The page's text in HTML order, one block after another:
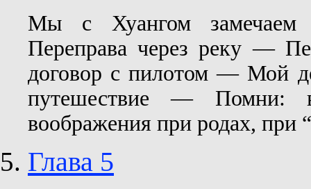
Мы с Хуангом замечаем
Переправа через реку —
договор с пилотом — Мой
путешествие — Помни:
воображения при родах, при
Глава 5